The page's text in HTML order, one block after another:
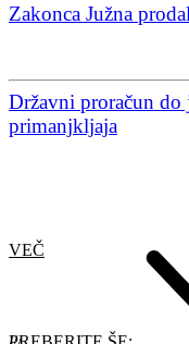
Zakonca Južna
Državni proračun
primanjkljaja
VEČ